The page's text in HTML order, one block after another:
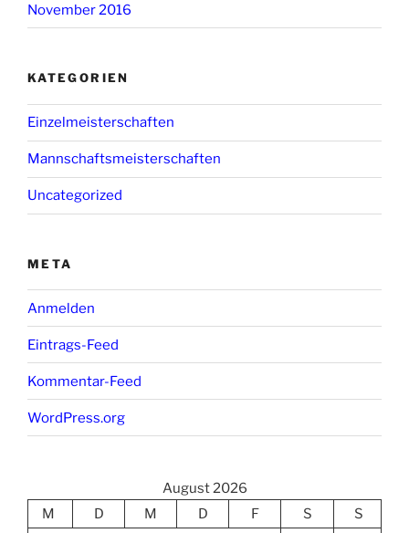
November 2016
KATEGORIEN
Einzelmeisterschaften
Mannschaftsmeisterschaften
Uncategorized
META
Anmelden
Eintrags-Feed
Kommentar-Feed
WordPress.org
August 2026
M
D M D F S
S